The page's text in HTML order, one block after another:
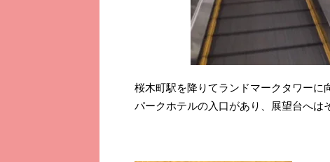
桜木町駅を降りてランドマークタワー
パークホテルの入口があり、展望台へは